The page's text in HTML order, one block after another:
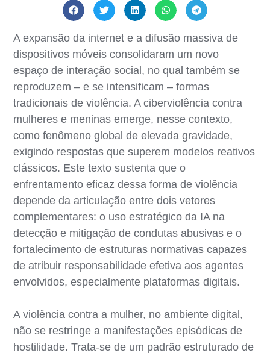
A expansão da internet e a difusão massiva de
dispositivos móveis consolidaram um novo
espaço de interação social, no qual também se
reproduzem – e se intensificam – formas
tradicionais de violência. A ciberviolência contra
mulheres e meninas emerge, nesse contexto,
como fenômeno global de elevada gravidade,
exigindo respostas que superem modelos reativos
clássicos. Este texto sustenta que o
enfrentamento eficaz dessa forma de violência
depende da articulação entre dois vetores
complementares: o uso estratégico da IA na
detecção e mitigação de condutas abusivas e o
fortalecimento de estruturas normativas capazes
de atribuir responsabilidade efetiva aos agentes
envolvidos, especialmente plataformas digitais.
A violência contra a mulher, no ambiente digital,
não se restringe a manifestações episódicas de
hostilidade. Trata-se de um padrão estruturado de